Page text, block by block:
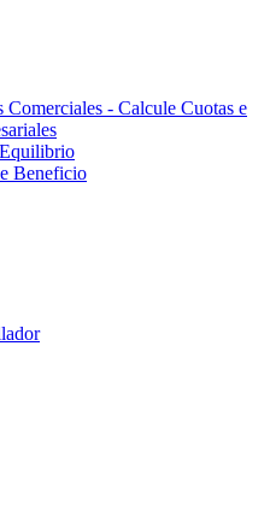
Comerciales - Calcule Cuotas e
Beneficio